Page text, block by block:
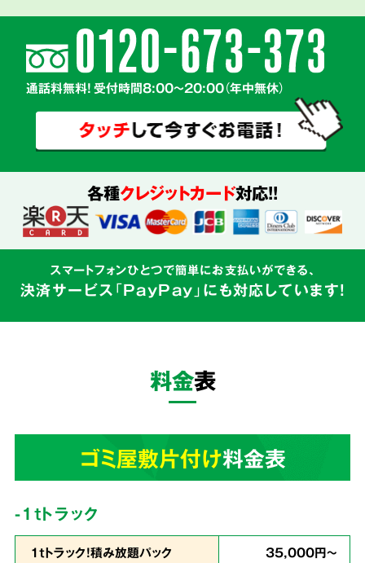
2
気持ちに寄り添う
親切丁寧な対応
真心を
込めて対応
を心がけています。
業界最安値を目指しています!
通話料無料! 受付時間8:00～20:00（年中無休）
各種クレジットカード対応!!
スマートフォンひとつで簡単にお支払いができる、
決済サービス「PayPay」にも対応しています!
料金表
ゴミ屋敷片付け料金表
-1tトラック
1ｔトラック！積み放題パック 35,000円～